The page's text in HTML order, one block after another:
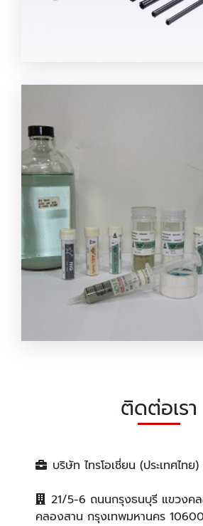
กระบอกเจาะคอร์ริ่ง คอน
Diamond Powder
ติดต่อเรา
บริษัท ไทรโอเชี่ยน (ประเทศไทย
21/5-6 ถนนกรุงธนบุรี แขวงค
คลองสาน กรุงเทพมหานคร 10600